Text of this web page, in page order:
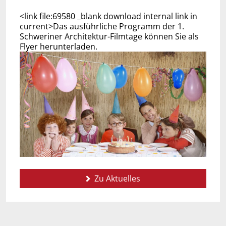
<link file:69580 _blank download internal link in
current>Das ausführliche Programm der 1.
Schweriner Architektur-Filmtage können Sie als
Flyer herunterladen.
Zu Aktuelles